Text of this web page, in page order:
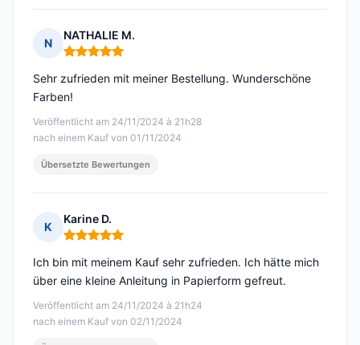
N
NATHALIE M.
Hinweis: 5 von 5
Veröffentlicht am 24/11/2024 à 21h28
nach einem Kauf von 01/11/2024
Sehr zufrieden mit meiner Bestellung. Wunderschöne
Farben!
Übersetzte Bewertungen
K
Karine D.
Hinweis: 5 von 5
Veröffentlicht am 24/11/2024 à 21h24
nach einem Kauf von 02/11/2024
Ich bin mit meinem Kauf sehr zufrieden. Ich hätte mich
über eine kleine Anleitung in Papierform gefreut.